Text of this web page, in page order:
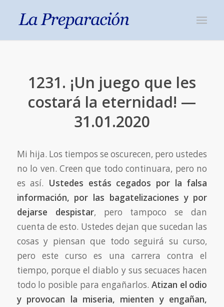
1231. ¡Un juego que les
costará la eternidad! —
31.01.2020
Mi hija. Los tiempos se oscurecen, pero ustedes
no lo ven. Creen que todo continuara, pero no
es así. Ustedes estás cegados por la falsa
información, por las bagatelizaciones y por
dejarse despistar, pero tampoco se dan
cuenta de esto. Ustedes dejan que sucedan las
cosas y piensan que todo seguirá su curso,
pero este curso es una carrera contra el
tiempo, porque el diablo y sus secuaces hacen
todo lo posible para engañarlos. Atizan el odio
y provocan la miseria, mienten y engañan,